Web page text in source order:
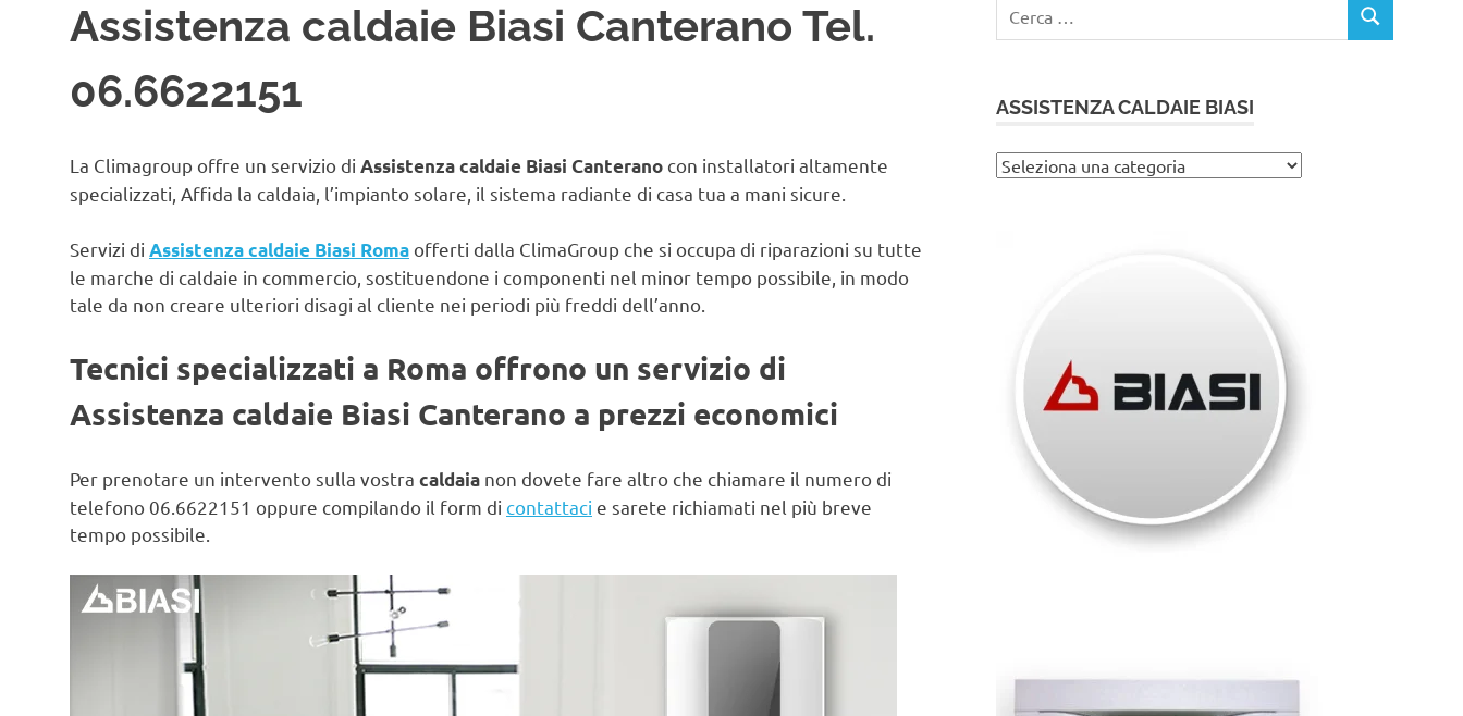
Assistenza caldaie Biasi Canterano Tel.
06.6622151
La Climagroup offre un servizio di Assistenza caldaie Biasi Canterano con installatori altamente
specializzati, Affida la caldaia, l’impianto solare, il sistema radiante di casa tua a mani sicure.
Servizi di Assistenza caldaie Biasi Roma offerti dalla ClimaGroup che si occupa di riparazioni su tutte
le marche di caldaie in commercio, sostituendone i componenti nel minor tempo possibile, in modo
tale da non creare ulteriori disagi al cliente nei periodi più freddi dell’anno.
Tecnici specializzati a Roma offrono un servizio di
Assistenza caldaie Biasi Canterano a prezzi economici
Per prenotare un intervento sulla vostra caldaia non dovete fare altro che chiamare il numero di
telefono 06.6622151 oppure compilando il form di contattaci e sarete richiamati nel più breve
tempo possibile.
per:
CERCA
ASSISTENZA CALDAIE BIASI
Assistenza